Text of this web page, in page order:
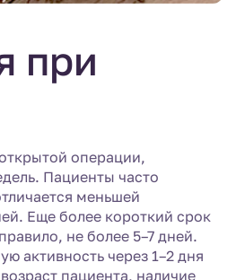
при
операции,
Пациенты часто
меньшей
Еще более короткий срок
не более 5–7 дней.
активность через 1–2 дня
пациента, наличие